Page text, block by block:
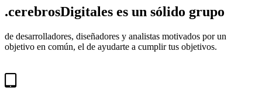
.cerebrosDigitales es un sólido grupo
de desarrolladores, diseñadores y analistas motivados por un
objetivo en común, el de ayudarte a cumplir tus objetivos.